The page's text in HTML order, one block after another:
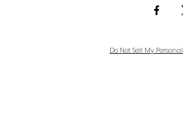
Do Not Sell My